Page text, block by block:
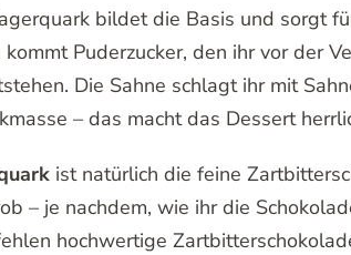
bildet die Basis und sorgt
Puderzucker, den ihr vor der
Die Sahne schlagt ihr mit
– das macht das Dessert
ist natürlich die feine
– je nachdem, wie ihr die
hochwertige